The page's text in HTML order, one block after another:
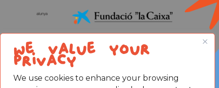
We value your
privacy
We use cookies to enhance your browsing
Avís legal